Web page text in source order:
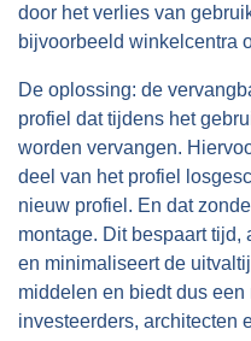
door het verlies van
bijvoorbeeld winkelcentra
De oplossing: de
profiel dat tijdens het
worden vervangen.
deel van het profiel
nieuw profiel. En dat
montage. Dit bespaart tijd,
en minimaliseert de
middelen en biedt dus
investeerders, architecten